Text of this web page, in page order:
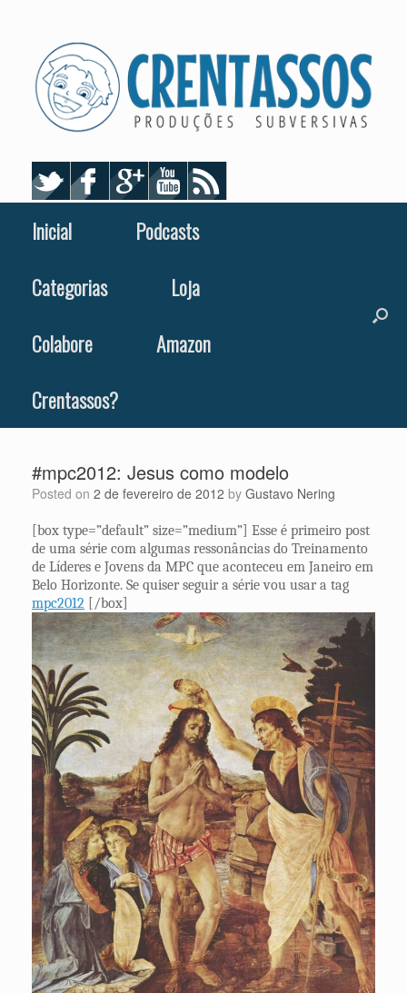
Inicial
Podcasts
Categorias
Loja
Colabore
Amazon
Crentassos?
#mpc2012: Jesus como modelo
Posted on 2 de fevereiro de 2012 by Gustavo Nering
[box type=”default” size=”medium”] Esse é primeiro post
de uma série com algumas ressonâncias do Treinamento
de Líderes e Jovens da MPC que aconteceu em Janeiro em
Belo Horizonte. Se quiser seguir a série vou usar a tag
mpc2012 [/box]